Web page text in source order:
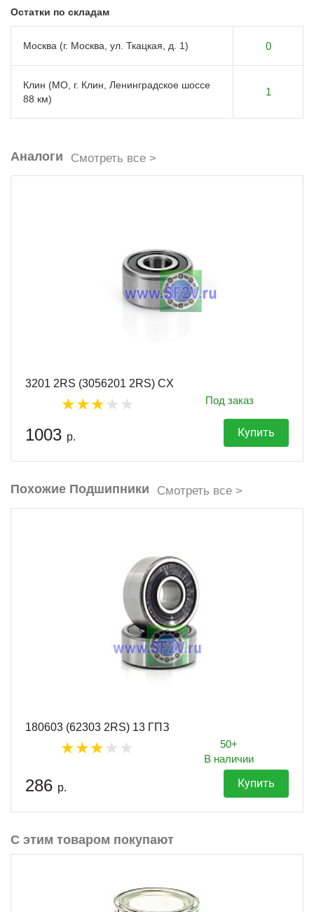
Остатки по складам
Москва (г. Москва, ул. Ткацкая, д. 1) 0
Клин (МО, г. Клин, Ленинградское шоссе
88 км)
1
Аналоги Смотреть все >
3201 2RS (3056201 2RS) CX
Под заказ
1003 р. Купить
Похожие Подшипники Смотреть все >
180603 (62303 2RS) 13 ГПЗ
50+
В наличии
286 р. Купить
С этим товаром покупают